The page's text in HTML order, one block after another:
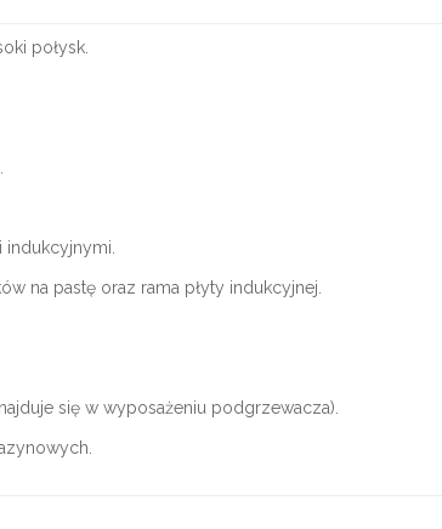
połysk.
indukcyjnymi.
na pastę oraz rama płyty indukcyjnej.
się w wyposażeniu podgrzewacza).